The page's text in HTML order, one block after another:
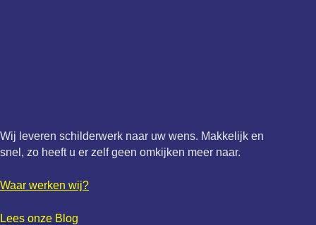
Wij leveren schilderwerk naar uw wens. Makkelijk en
snel, zo heeft u er zelf geen omkijken meer naar.
Waar werken wij?
Lees onze Blog